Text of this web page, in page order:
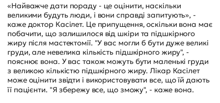
«Найважче дати пораду - це оцінити, наскільки
великими будуть люди, і вони справді запитують», -
каже доктор Касілет. Це припущення, оскільки вона має
побачити, що залишилося від шкіри та підшкірного
жиру після мастектомії. "У вас могли б бути дуже великі
груди, але невелика кількість підшкірного жиру", -
пояснює вона. У вас також можуть бути маленькі груди
з великою кількістю підшкірного жиру. Лікар Касілет
може оцінити звідти і використовувати все, що їй дають
її пацієнти. "Я збережу все, що зможу", - каже вона.